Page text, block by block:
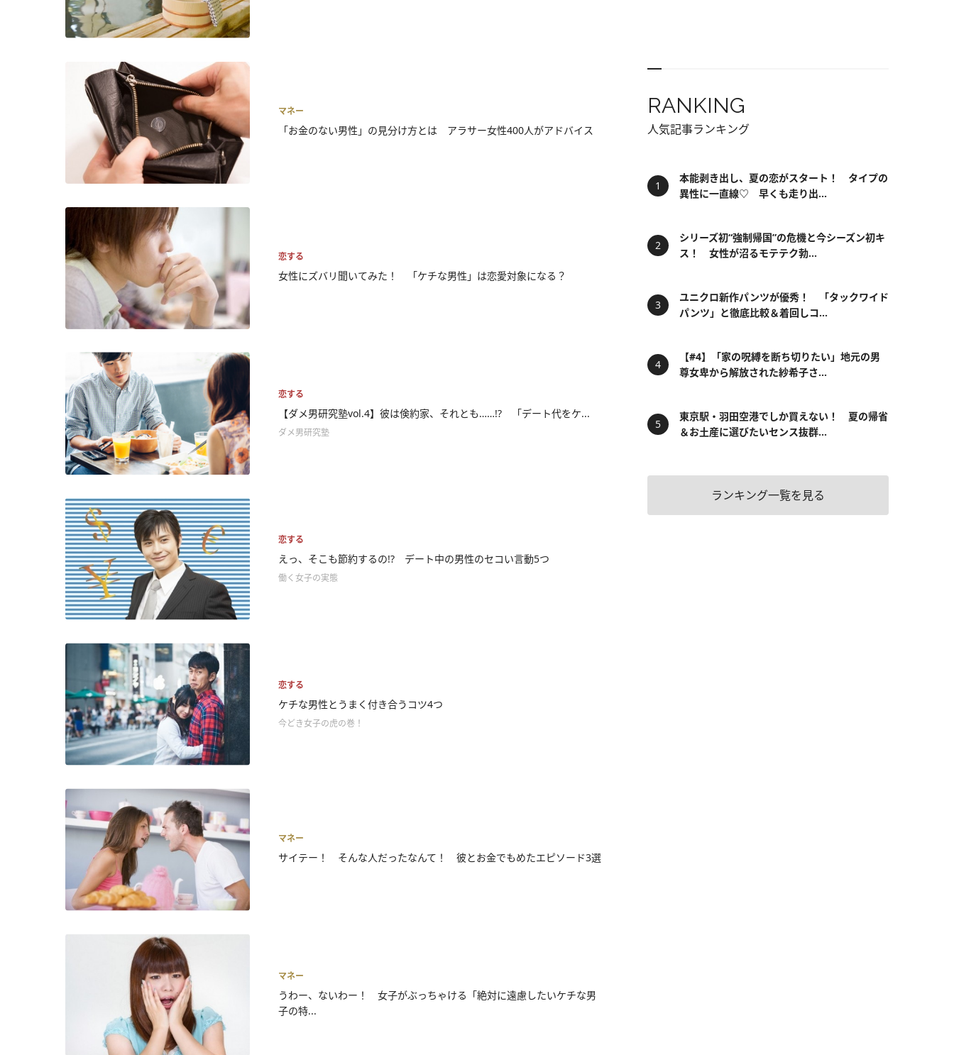
マネー
「お金のない男性」の見分け方とは アラサー女性400人がアドバイス
恋する
女性にズバリ聞いてみた！ 「ケチな男性」は恋愛対象になる？
恋する
【ダメ男研究塾vol.4】彼は倹約家、それとも……!? 「デート代をケ...
ダメ男研究塾
恋する
えっ、そこも節約するの!? デート中の男性のセコい言動5つ
働く女子の実態
恋する
ケチな男性とうまく付き合うコツ4つ
今どき女子の虎の巻！
マネー
サイテー！ そんな人だったなんて！ 彼とお金でもめたエピソード3選
マネー
うわー、ないわー！ 女子がぶっちゃける「絶対に遠慮したいケチな男
子の特...
RANKING
人気記事ランキング
本能剥き出し、夏の恋がスタート！ タイプの
異性に一直線♡ 早くも走り出...
シリーズ初“強制帰国”の危機と今シーズン初キ
ス！ 女性が沼るモテテク勃...
ユニクロ新作パンツが優秀！ 「タックワイド
パンツ」と徹底比較＆着回しコ...
【#4】「家の呪縛を断ち切りたい」地元の男
尊女卑から解放された紗希子さ...
東京駅・羽田空港でしか買えない！ 夏の帰省
＆お土産に選びたいセンス抜群...
ランキング一覧を見る